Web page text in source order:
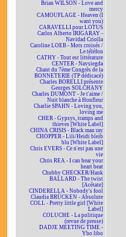
Brian WILSON - Love and
mercy
CAMOUFLAGE - Heaven (I
want you)
CARAVELLI pour LOTUS
Carlos Alberto IRIGARAY -
Navidad Criolla
Caroline LOEB - Mots croisés /
Le téléfon
CATHY - Tout est littérature
CENTER - Navsiegda
Chant du 7ème Congrès de la
BONNETERIE (TP dédicacé)
Charles BORELLI présente
Georges SOLCHANY
Charles DUMONT - Je t'aime /
Nuit blanche à Honfleur
Charlie SPAHN - Loving you,
loving me
CHER - Gypsys, tramps and
thieves [White Label]
CHINA CRISIS - Black man ray
CHOPPER - Lili/Heidi bleib
blu [White Label]
Chris EVERS - Ce n'est pas une
vie
Chris REA - I can hear your
heart beat
Chubby CHECKER/Hank
BALLARD - The twist
[Acétate]
CINDERELLA - Nobody's fool
Claudia BRÜCKEN - Absolute
COLL - Pretty little girl [White
Label]
COLUCHE - La politique
(revue de presse)
DADJE MEETING TIME -
Ybo libo